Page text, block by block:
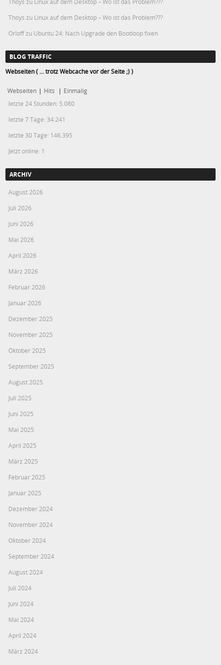
Thoys zu Linux auf dem Desktop – Wo ist das Problem???
Thoys zu Linux auf dem Desktop – Wo ist das Problem???
Orloffzu Ubuntu 24: Nach Upgrade den Bootloop fixen
BLOG TRAFFIC
Webseiten ( ... trotz Webcache vor der Seite ;) )
Webseiten | Hits | Einmalig
letzte 24 Stunden: 5.080
letzte 7 Tage: 34.241
letzte 30 Tage: 146.395
Jetzt online: 1
ARCHIV
August 2026
Juli 2026
Juni 2026
Mai 2026
April 2026
März 2026
Februar 2026
Januar 2026
Dezember 2025
November 2025
Oktober 2025
September 2025
August 2025
Juli 2025
Juni 2025
Mai 2025
April 2025
März 2025
Februar 2025
Januar 2025
Dezember 2024
November 2024
Oktober 2024
September 2024
August 2024
Juli 2024
Juni 2024
Mai 2024
April 2024
März 2024